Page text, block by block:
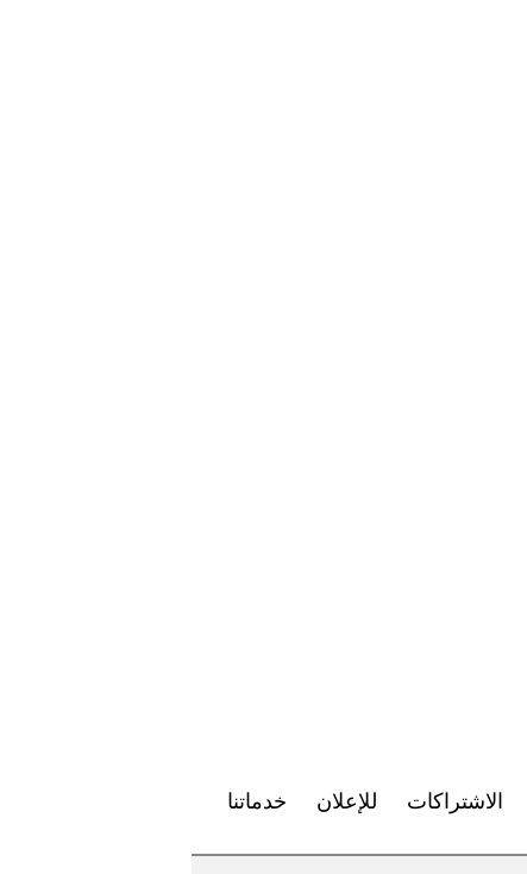
الاشتراكات للإعلان خدماتنا